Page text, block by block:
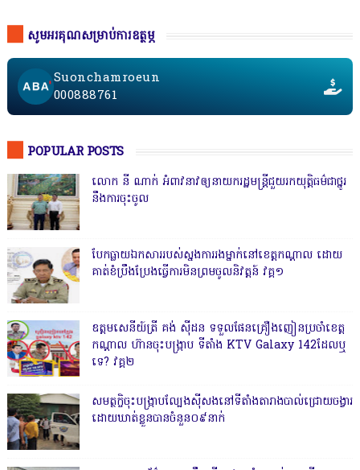
សូមអរគុណសម្រាប់ការឧត្ថម្ភ
Suonchamroeun
000888761
POPULAR POSTS
លោក នី ណាក់ អំពាវនាវឲ្យនាយករដ្ឋមន្ត្រីជួយរកយុត្តិធម៌ជាថ្នូរ
នឹងការចុះចូល
បែកធ្លាយឯកសាររបស់ស្នងការរងម្នាក់នៅខេត្តកណ្ដាល ដោយ
គាត់ខំប្រឹងប្រែងធ្វើការមិនព្រមចូលនិវត្តន៍ វគ្គ១
ឧត្តមសេនីយ៍ត្រី គង់ ស៊ីដន ទទួលផែនគ្រឿងញៀនប្រចាំខេត្ត
កណ្តាល ហ៊ានចុះបង្ក្រាប ទីតាំង KTV Galaxy 142ដែលឬ
ទេ? វគ្គ២
សមត្ថកិ្ចចុះបង្ក្រាបល្បែងស៊ីសងនៅទីតាំងតារាងបាល់ជ្រោយចង្វារ
ដោយឃាត់ខ្លួនបានចំនួន០៩នាក់